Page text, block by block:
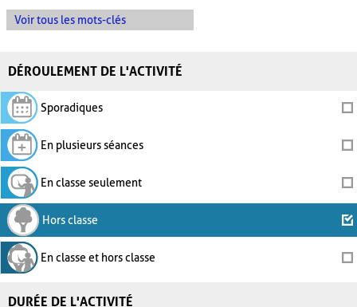
Voir tous les mots-clés
DÉROULEMENT DE L'ACTIVITÉ
Sporadiques
En plusieurs séances
En classe seulement
Hors classe
En classe et hors classe
DURÉE DE L'ACTIVITÉ